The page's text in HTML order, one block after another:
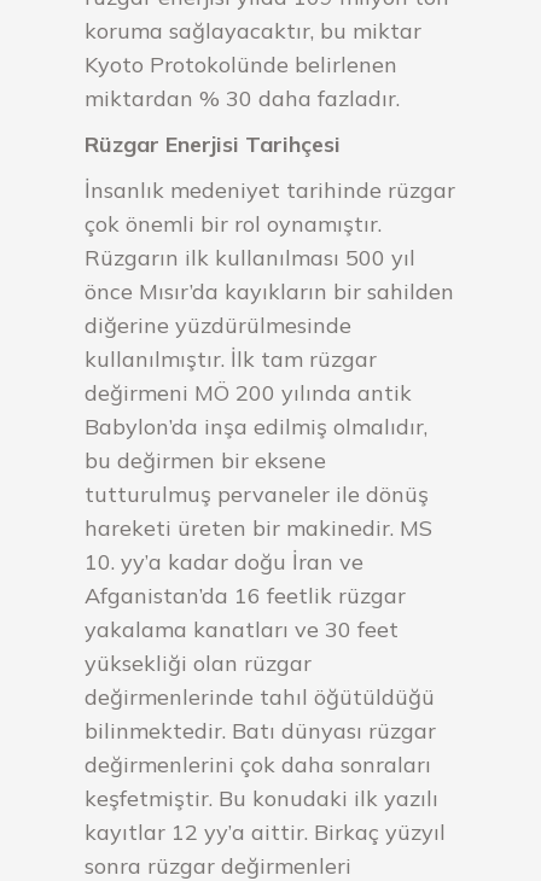
koruma sağlayacaktır, bu miktar
Kyoto Protokolünde belirlenen
miktardan % 30 daha fazladır.
Rüzgar Enerjisi Tarihçesi
İnsanlık medeniyet tarihinde rüzgar
çok önemli bir rol oynamıştır.
Rüzgarın ilk kullanılması 500 yıl
önce Mısır’da kayıkların bir sahilden
diğerine yüzdürülmesinde
kullanılmıştır. İlk tam rüzgar
değirmeni MÖ 200 yılında antik
Babylon’da inşa edilmiş olmalıdır,
bu değirmen bir eksene
tutturulmuş pervaneler ile dönüş
hareketi üreten bir makinedir. MS
10. yy’a kadar doğu İran ve
Afganistan’da 16 feetlik rüzgar
yakalama kanatları ve 30 feet
yüksekliği olan rüzgar
değirmenlerinde tahıl öğütüldüğü
bilinmektedir. Batı dünyası rüzgar
değirmenlerini çok daha sonraları
keşfetmiştir. Bu konudaki ilk yazılı
kayıtlar 12 yy’a aittir. Birkaç yüzyıl
sonra rüzgar değirmenleri